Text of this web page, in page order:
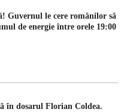
Guvernul le cere românilor să
de energie între orele 19:00
în dosarul Florian Coldea.